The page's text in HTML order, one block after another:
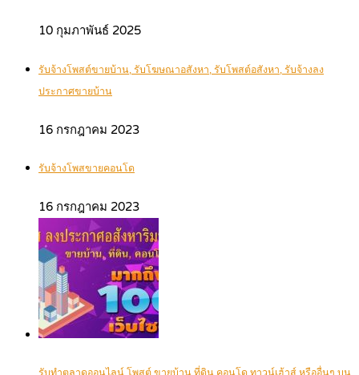
10 กุมภาพันธ์ 2025
รับจ้างโพสต์ขายบ้าน, รับโฆษณาอสังหา, รับโพสต์อสังหา, รับจ้างลง
ประกาศขายบ้าน
16 กรกฎาคม 2023
รับจ้างโพสขายคอนโด
16 กรกฎาคม 2023